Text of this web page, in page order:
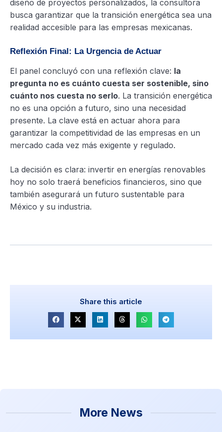
diseño de proyectos personalizados, la consultora
busca garantizar que la transición energética sea una
realidad accesible para las empresas mexicanas.
Reflexión Final: La Urgencia de Actuar
El panel concluyó con una reflexión clave: la
pregunta no es cuánto cuesta ser sostenible, sino
cuánto nos cuesta no serlo. La transición energética
no es una opción a futuro, sino una necesidad
presente. La clave está en actuar ahora para
garantizar la competitividad de las empresas en un
mercado cada vez más exigente y regulado.
La decisión es clara: invertir en energías renovables
hoy no solo traerá beneficios financieros, sino que
también asegurará un futuro sustentable para
México y su industria.
Share this article
More News